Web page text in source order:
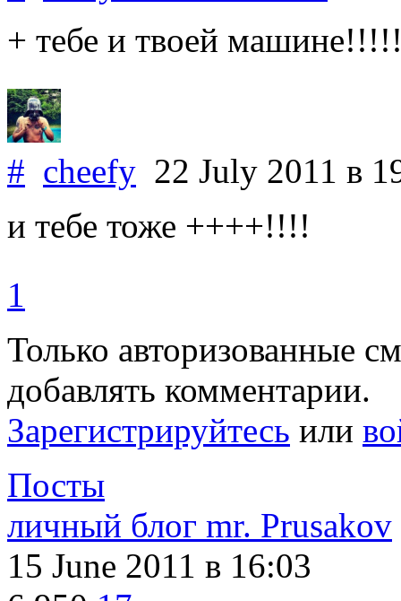
+ тебе и твоей
# cheefy 22 July 2011 в
и тебе тоже ++++!!!!
1
Только авторизованные
добавлять комментарии.
Зарегистрируйтесь или
Посты
личный блог mr. Prusakov
15 June 2011 в 16:03